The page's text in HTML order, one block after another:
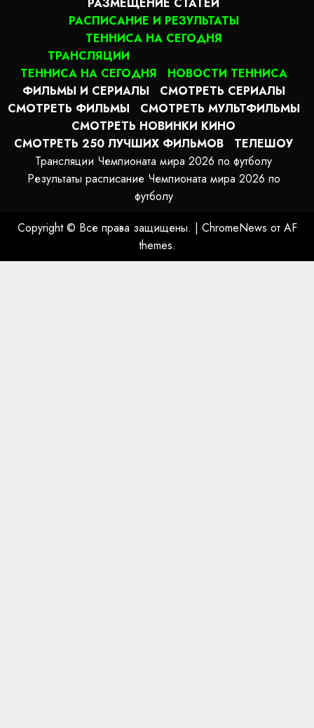
РАСПИСАНИЕ И РЕЗУЛЬТАТЫ
ТЕННИСА НА СЕГОДНЯ
ТРАНСЛЯЦИИ
ТЕННИСА НА СЕГОДНЯ
НОВОСТИ ТЕННИСА
ФИЛЬМЫ И СЕРИАЛЫ
СМОТРЕТЬ СЕРИАЛЫ
СМОТРЕТЬ ФИЛЬМЫ
СМОТРЕТЬ МУЛЬТФИЛЬМЫ
СМОТРЕТЬ НОВИНКИ КИНО
СМОТРЕТЬ 250 ЛУЧШИХ ФИЛЬМОВ
ТЕЛЕШОУ
Трансляции Чемпионата мира 2026 по футболу
Результаты расписание Чемпионата мира 2026 по
футболу
Copyright © Все права защищены. | ChromeNews от AF
themes.